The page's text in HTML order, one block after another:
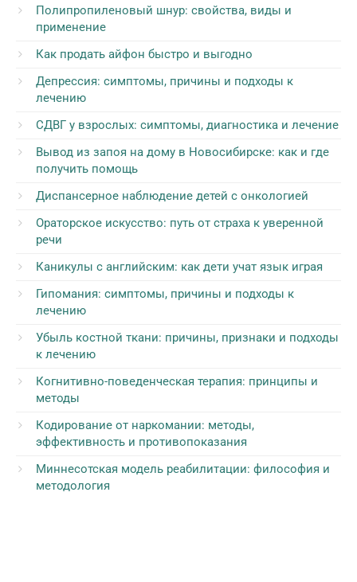
Полипропиленовый шнур: свойства, виды и
применение
Как продать айфон быстро и выгодно
Депрессия: симптомы, причины и подходы к
лечению
СДВГ у взрослых: симптомы, диагностика и лечение
Вывод из запоя на дому в Новосибирске: как и где
получить помощь
Диспансерное наблюдение детей с онкологией
Ораторское искусство: путь от страха к уверенной
речи
Каникулы с английским: как дети учат язык играя
Гипомания: симптомы, причины и подходы к
лечению
Убыль костной ткани: причины, признаки и подходы
к лечению
Когнитивно-поведенческая терапия: принципы и
методы
Кодирование от наркомании: методы,
эффективность и противопоказания
Миннесотская модель реабилитации: философия и
методология